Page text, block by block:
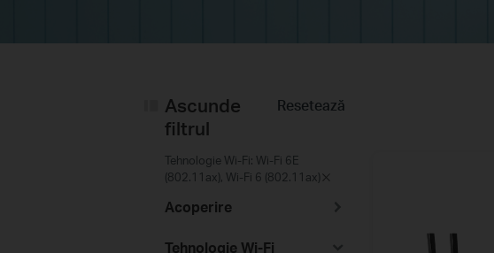
Resetează
Ascunde
filtrul
Tehnologie Wi-Fi: Wi-Fi 6E
(802.11ax), Wi-Fi 6 (802.11ax)
Acoperire
Tehnologie Wi-Fi